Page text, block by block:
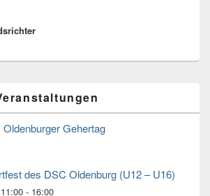
Gehertag
des DSC Oldenburg (U12 – U16)
- 16:00